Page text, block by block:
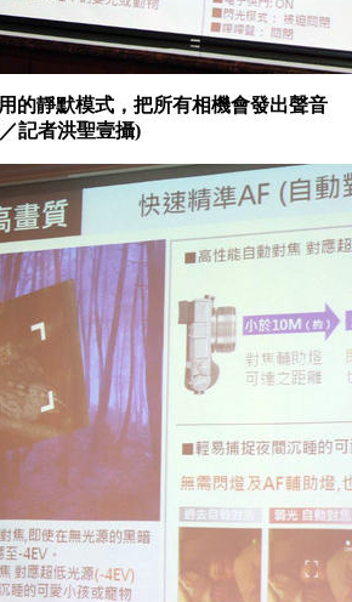
的靜默模式，把所有相機會發出聲音
記者洪聖壹攝)